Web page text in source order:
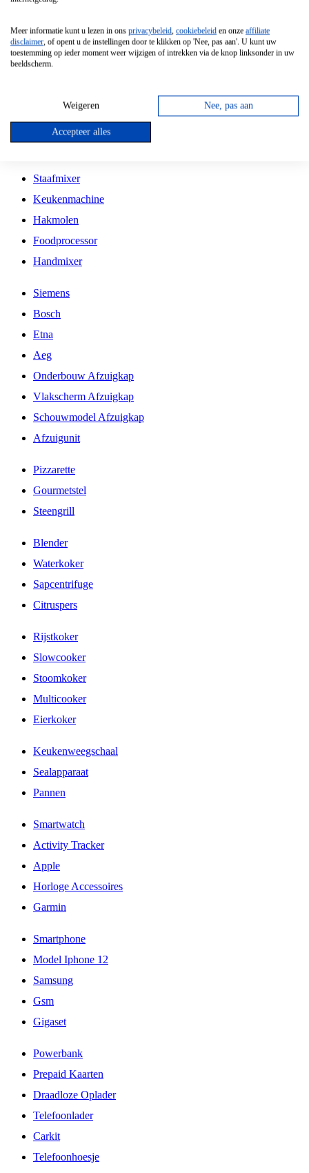
Vrijstaande Magnetron
Vrijstaande Kookplaat
Inbouw Gaskookplaat
Inbouw Keramische Kookplaat
Kookplaat Accessoires
Staafmixer
Keukenmachine
Hakmolen
Foodprocessor
Handmixer
Siemens
Bosch
Etna
Aeg
Onderbouw Afzuigkap
Vlakscherm Afzuigkap
Schouwmodel Afzuigkap
Afzuigunit
Pizzarette
Gourmetstel
Steengrill
Blender
Waterkoker
Sapcentrifuge
Citruspers
Rijstkoker
Slowcooker
Stoomkoker
Multicooker
Eierkoker
Keukenweegschaal
Sealapparaat
Pannen
Smartwatch
Activity Tracker
Apple
Horloge Accessoires
Garmin
Smartphone
Model Iphone 12
Samsung
Gsm
Gigaset
Powerbank
Prepaid Kaarten
Draadloze Oplader
Telefoonlader
Carkit
Telefoonhoesje
Meer informatie kunt u lezen in ons privacybeleid, cookiebeleid en onze affiliate
disclaimer, of opent u de instellingen door te klikken op 'Nee, pas aan'. U kunt uw
toestemming op ieder moment weer wijzigen of intrekken via de knop linksonder in uw
beeldscherm.
Weigeren Nee, pas aan
Accepteer alles